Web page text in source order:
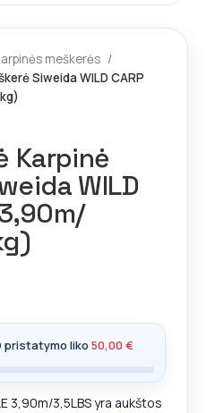
meškerės
Siweida WILD CARP
Karpinė
WILD
3,90m/
pristatymo liko 50,00€
3,90m/3,5LBS yra aukštos